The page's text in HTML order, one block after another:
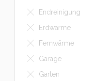
Endreinigung
Erdwärme
Fernwärme
Garage
Garten